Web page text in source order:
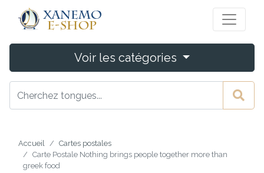
Voir les catégories
Accueil
Cartes postales
Carte Postale Nothing brings people together more than
greek food